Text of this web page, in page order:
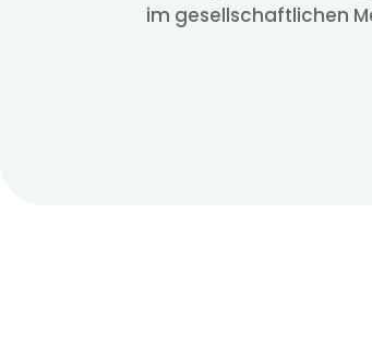
im gesellschaftlichen